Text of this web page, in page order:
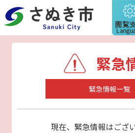
緊急
緊急情報一覧
現在、緊急情報はござ